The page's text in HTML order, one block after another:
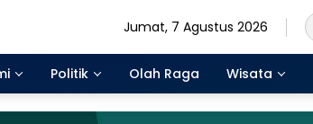
Jumat, 7 Agustus 2026
Politik Olah Raga Wisata